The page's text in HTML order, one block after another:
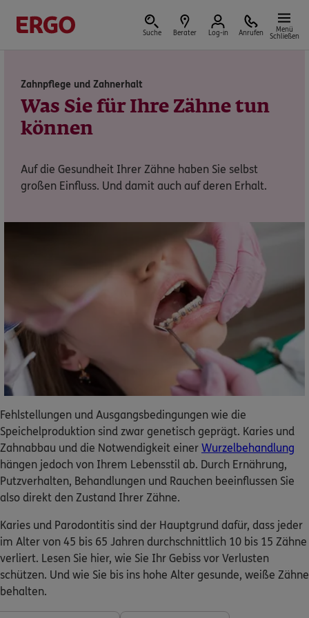
Suche Berater Log-in Anrufen
Menü
Schließen
Versicherungen & Finanzen
Reform der privaten Altersvorsorge
Jetzt informieren
Nicht sicher, was Sie benötigen?
Dann lassen Sie sich helfen.
Service
Meine Versicherungen
Sehen Sie auf einen Blick Ihre Versicherungen bei ERGO,
dem ERGO Rechtsschutz und der DKV.
Zum Kundenportal
Schaden- oder Leistungsfall melden
Bequem online oder telefonisch.
Zahnpflege und Zahnerhalt
Was Sie für Ihre Zähne tun
können
Auf die Gesundheit Ihrer Zähne haben Sie selbst
großen Einfluss. Und damit auch auf deren Erhalt.
Fehlstellungen und Ausgangsbedingungen wie die
Speichelproduktion sind zwar genetisch geprägt. Karies und
Zahnabbau und die Notwendigkeit einer Wurzelbehandlung
hängen jedoch von Ihrem Lebensstil ab. Durch Ernährung,
Putzverhalten, Behandlungen und Rauchen beeinflussen Sie
also direkt den Zustand Ihrer Zähne.
Karies und Parodontitis sind der Hauptgrund dafür, dass jeder
im Alter von 45 bis 65 Jahren durchschnittlich 10 bis 15 Zähne
verliert. Lesen Sie hier, wie Sie Ihr Gebiss vor Verlusten
schützen. Und wie Sie bis ins hohe Alter gesunde, weiße Zähne
behalten.